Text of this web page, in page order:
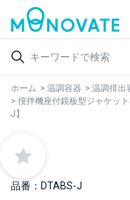
ホーム > 温調容器 > 温調排出
> 撹拌機座付鏡板型ジャケッ
J】
品番：DTABS-J